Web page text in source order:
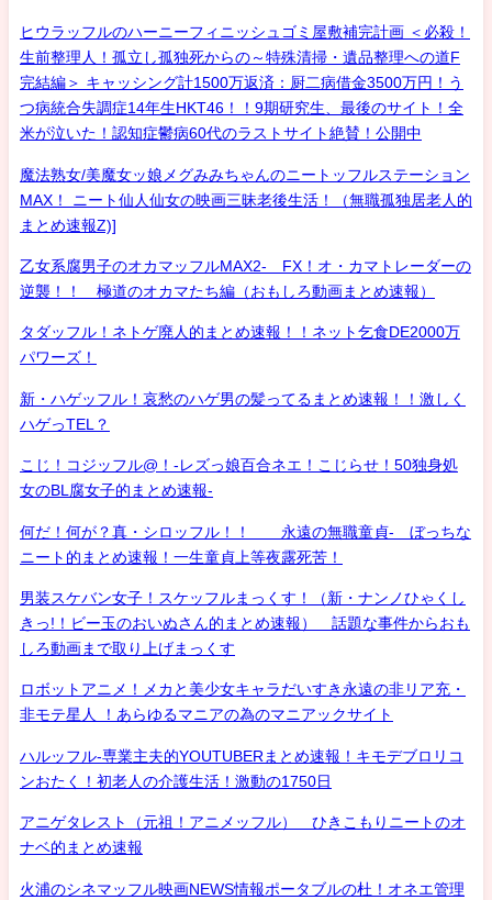
ヒウラッフルのハーニーフィニッシュゴミ屋敷補完計画 ＜必殺！
生前整理人！孤立し孤独死からの～特殊清掃・遺品整理への道F
完結編＞ キャッシング計1500万返済：厨二病借金3500万円！う
つ病統合失調症14年生HKT46！！9期研究生、最後のサイト！全
米が泣いた！認知症鬱病60代のラストサイト絶賛！公開中
魔法熟女/美魔女ッ娘メグみみちゃんのニートッフルステーション
MAX！ ニート仙人仙女の映画三昧老後生活！（無職孤独居老人的
まとめ速報Z)]
乙女系腐男子のオカマッフルMAX2- FX！オ・カマトレーダーの
逆襲！！ 極道のオカマたち編（おもしろ動画まとめ速報）
タダッフル！ネトゲ廃人的まとめ速報！！ネット乞食DE2000万
パワーズ！
新・ハゲッフル！哀愁のハゲ男の髪ってるまとめ速報！！激しく
ハゲっTEL？
こじ！コジッフル@！-レズっ娘百合ネエ！こじらせ！50独身処
女のBL腐女子的まとめ速報-
何だ！何が？真・シロッフル！！ 永遠の無職童貞- ぼっちな
ニート的まとめ速報！一生童貞上等夜露死苦！
男装スケバン女子！スケッフルまっくす！（新・ナンノひゃくし
きっ!！ビー玉のおいぬさん的まとめ速報） 話題な事件からおも
しろ動画まで取り上げまっくす
ロボットアニメ！メカと美少女キャラだいすき永遠の非リア充・
非モテ星人 ！あらゆるマニアの為のマニアックサイト
ハルッフル-専業主夫的YOUTUBERまとめ速報！キモデブロリコ
ンおたく！初老人の介護生活！激動の1750日
アニゲタレスト（元祖！アニメッフル） ひきこもりニートのオ
ナベ的まとめ速報
火浦のシネマッフル映画NEWS情報ポータブルの杜！オネエ管理